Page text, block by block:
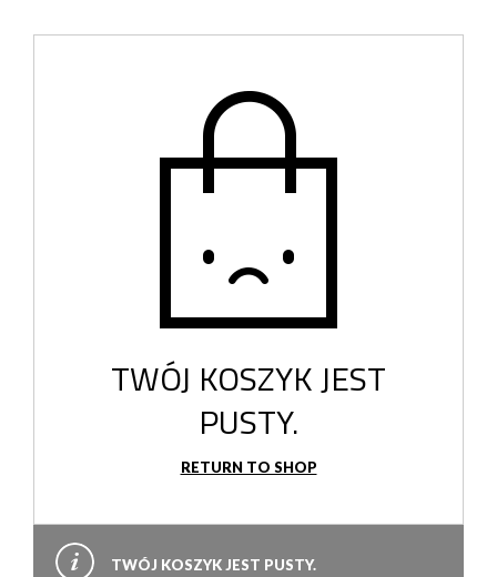
TWÓJ KOSZYK JEST
PUSTY.
RETURN TO SHOP
TWÓJ KOSZYK JEST PUSTY.